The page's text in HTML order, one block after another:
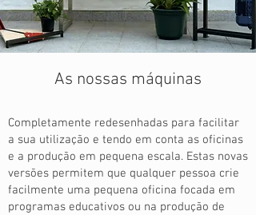
As nossas máquinas
Completamente redesenhadas para facilitar
a sua utilização e tendo em conta as oficinas
e a produção em pequena escala. Estas novas
versões permitem que qualquer pessoa crie
facilmente uma pequena oficina focada em
programas educativos ou na produção de